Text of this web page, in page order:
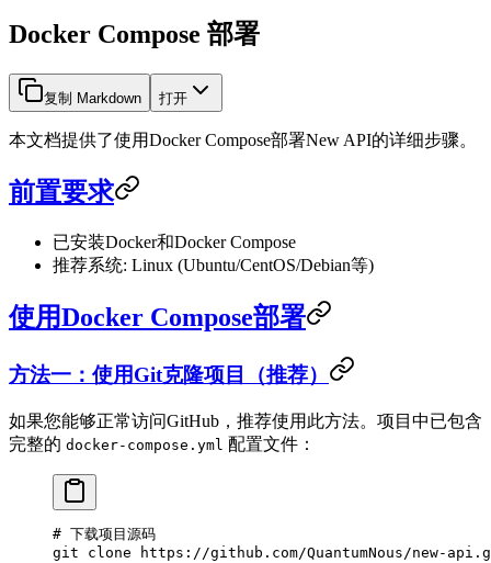
Docker Compose 部署
复制 Markdown 打开
本文档提供了使用Docker Compose部署New API的详细步骤。
前置要求
已安装Docker和Docker Compose
推荐系统: Linux (Ubuntu/CentOS/Debian等)
使用Docker Compose部署
方法一：使用Git克隆项目（推荐）
如果您能够正常访问GitHub，推荐使用此方法。项目中已包含
完整的 docker-compose.yml 配置文件：
# 下载项目源码
git clone https://github.com/QuantumNous/new-